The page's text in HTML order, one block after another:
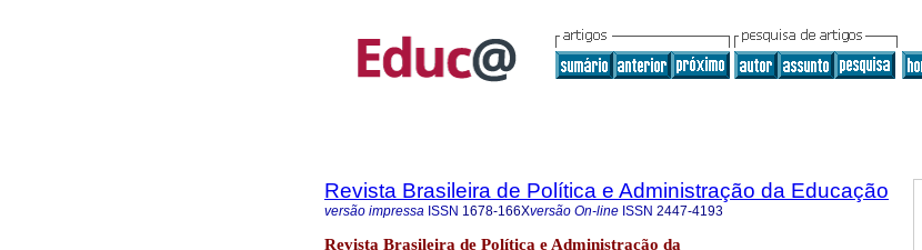
Revista Brasileira de Política e Administração da Educação
versão impressa ISSN 1678-166Xversão On-line ISSN 2447-4193
Revista Brasileira de Política e Administração da